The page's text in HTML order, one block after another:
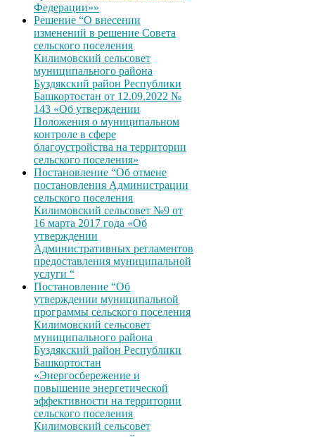
Федерации»»
Решение “О внесении
изменений в решение Совета
сельского поселения
Килимовский сельсовет
муниципального района
Буздякский район Республики
Башкортостан от 12.09.2022 №
143 «Об утверждении
Положения о муниципальном
контроле в сфере
благоустройства на территории
сельского поселения»
Постановление “Об отмене
постановления Администрации
сельского поселения
Килимовский сельсовет №9 от
16 марта 2017 года «Об
утверждении
Административных регламентов
предоставления муниципальной
услуги “
Постановление “Об
утверждении муниципальной
программы сельского поселения
Килимовский сельсовет
муниципального района
Буздякский район Республики
Башкортостан
«Энергосбережение и
повышение энергетической
эффективности на территории
сельского поселения
Килимовский сельсовет